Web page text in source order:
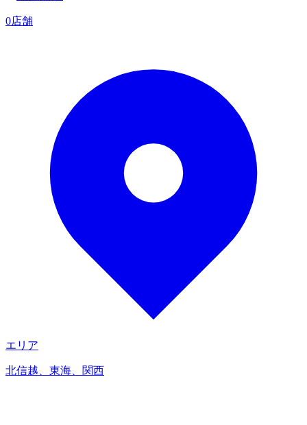
0店舗
エリア
北信越、東海、関西